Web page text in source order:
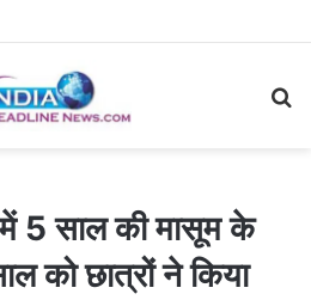
5 साल की मासूम के
को छात्रों ने किया